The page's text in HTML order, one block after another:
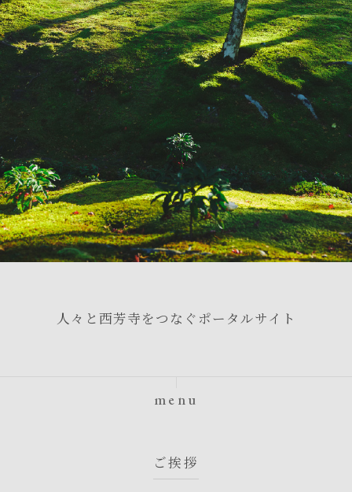
人々と西芳寺をつなぐポータルサイト
menu
ご挨拶